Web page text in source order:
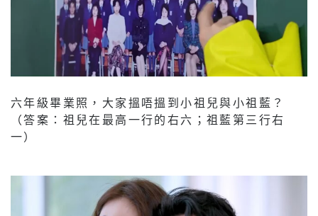
六年級畢業照，大家搵唔搵到小祖兒與小祖藍？
（答案：祖兒在最高一行的右六；祖藍第三行右
一）